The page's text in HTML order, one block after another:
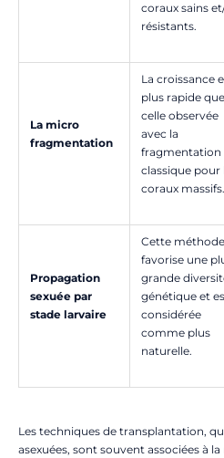
coraux sains
résistants.
La micro
fragmentation
La croissance
plus rapide que
celle observée
avec la
fragmentation
classique pour
coraux massifs.
Propagation
sexuée par
stade larvaire
Cette méthode
favorise une
grande
génétique et
considérée
comme plus
naturelle.
Les techniques de transplantation,
asexuées, sont souvent associées à